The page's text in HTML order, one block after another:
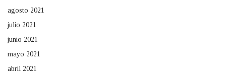
agosto 2021
julio 2021
junio 2021
mayo 2021
abril 2021